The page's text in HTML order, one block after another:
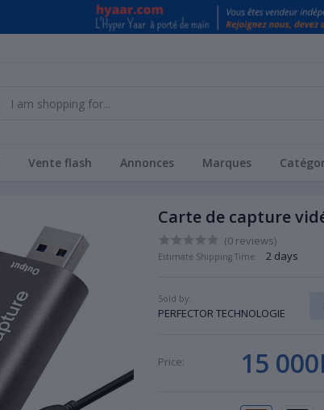
Vente flash Annonces Marques
Carte de capture
(0 reviews)
Estimate Shipping Time: 2 days
Sold by:
PERFECTOR TECHNOLOGIE
Price: 15